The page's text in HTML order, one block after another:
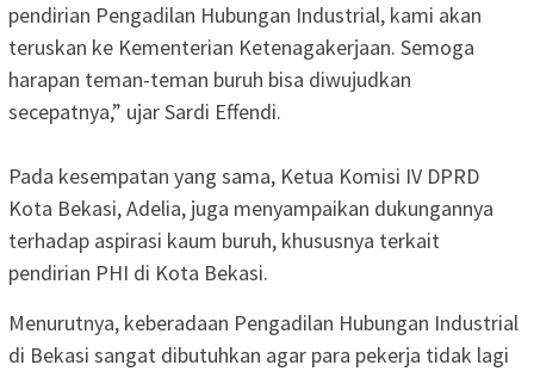
pendirian Pengadilan Hubungan Industrial, kami akan
teruskan ke Kementerian Ketenagakerjaan. Semoga
harapan teman-teman buruh bisa diwujudkan
secepatnya,” ujar Sardi Effendi.
‎Pada kesempatan yang sama, Ketua Komisi IV DPRD
Kota Bekasi, Adelia, juga menyampaikan dukungannya
terhadap aspirasi kaum buruh, khususnya terkait
pendirian PHI di Kota Bekasi.
‎Menurutnya, keberadaan Pengadilan Hubungan Industrial
di Bekasi sangat dibutuhkan agar para pekerja tidak lagi